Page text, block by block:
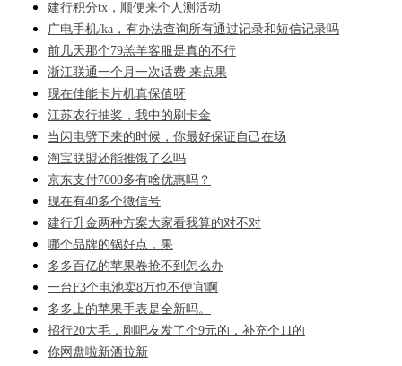
建行积分tx，顺便来个人测活动
广电手机/ka，有办法查询所有通过记录和短信记录吗
前几天那个79羔羊客服是真的不行
浙江联通一个月一次话费 来点果
现在佳能卡片机真保值呀
江苏农行抽奖，我中的刷卡金
当闪电劈下来的时候，你最好保证自己在场
淘宝联盟还能推饿了么吗
京东支付7000多有啥优惠吗？
现在有40多个微信号
建行升金两种方案大家看我算的对不对
哪个品牌的锅好点，果
多多百亿的苹果卷抢不到怎么办
一台F3个电池卖8万也不便宜啊
多多上的苹果手表是全新吗。
招行20大毛，刚吧友发了个9元的，补充个11的
你网盘啦新酒拉新